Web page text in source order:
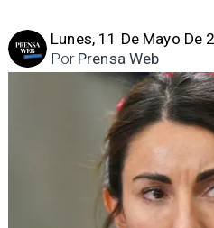
Lunes, 11 De Mayo De
Prensa Web
Por